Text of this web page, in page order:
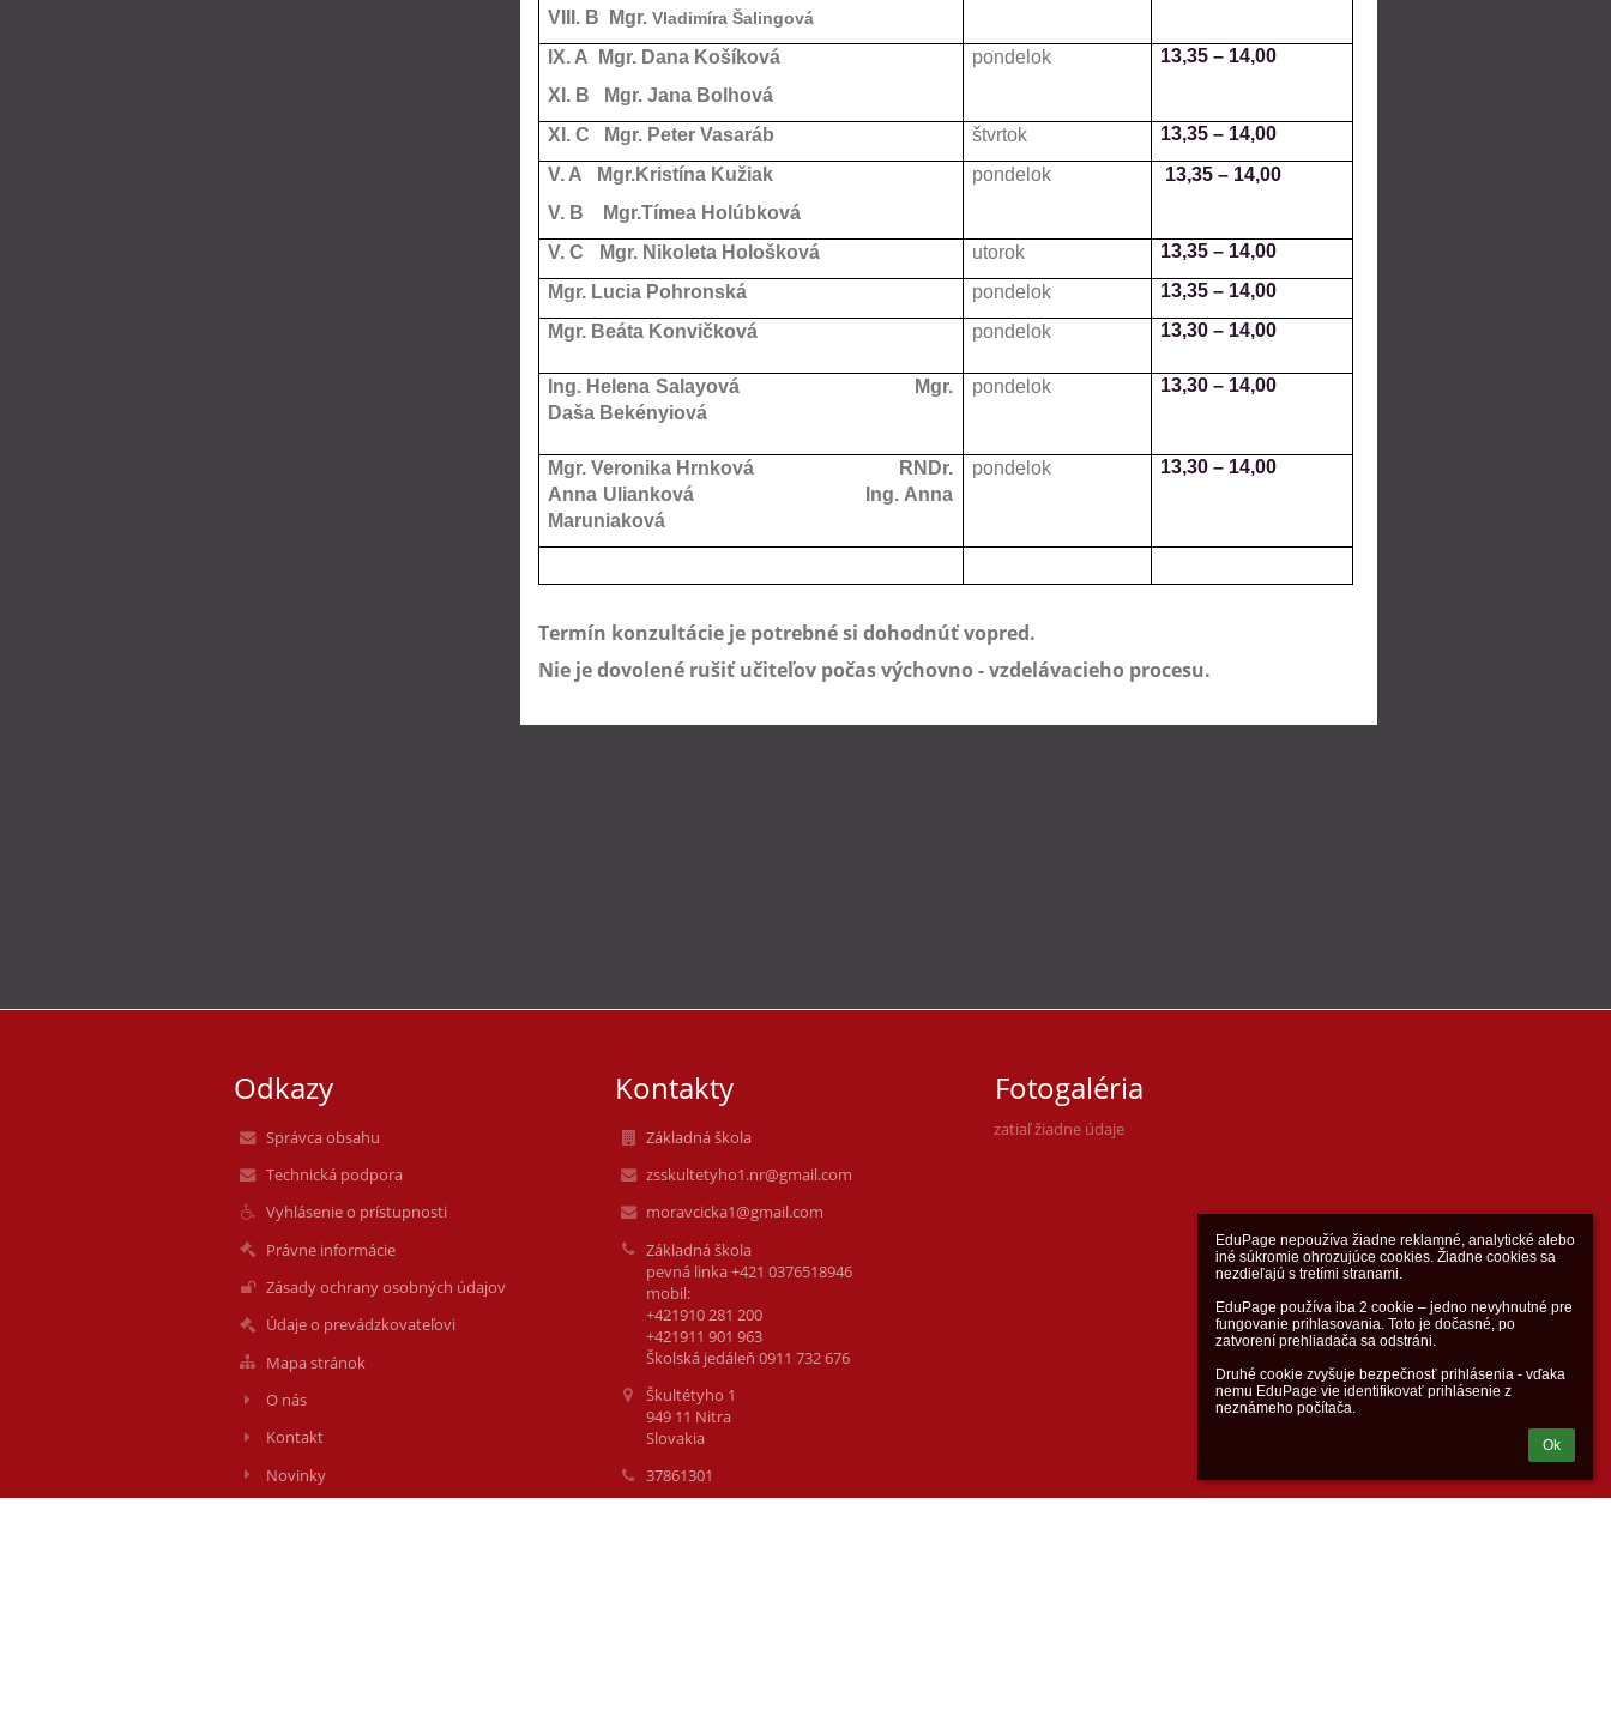
EduPage nepoužíva žiadne reklamné, analytické alebo
iné súkromie ohrozujúce cookies. Žiadne cookies sa
nezdieľajú s tretími stranami.
EduPage používa iba 2 cookie – jedno nevyhnutné pre
fungovanie prihlasovania. Toto je dočasné, po
zatvorení prehliadača sa odstráni.
Druhé cookie zvyšuje bezpečnosť prihlásenia - vďaka
nemu EduPage vie identifikovať prihlásenie z
neznámeho počítača.
Ok
VIII. B Mgr. Vladimíra Šalingová
IX. A Mgr. Dana Košíková
XI. B
Mgr. Jana Bolhová
pondelok 13,35 – 14,00
XI. C Mgr. Peter Vasaráb štvrtok 13,35 – 14,00
V.A Mgr.Kristína Kužiak
V. B Mgr.Tímea Holúbková
pondelok 13,35 – 14,00
V. C Mgr. Nikoleta Hološková utorok 13,35 – 14,00
Mgr. Lucia Pohronská
pondelok 13,35 – 14,00
Mgr. Beáta Konvičková
pondelok 13,30 – 14,00
Ing. Helena Salayová
Mgr.
Daša Bekényiová
pondelok 13,30 – 14,00
Mgr. Veronika Hrnková
RNDr.
Anna UliankováIng. Anna
Maruniaková
pondelok 13,30 – 14,00
Termín konzultácie je potrebné si dohodnúť vopred.
Nie je dovolené rušiť učiteľov počas výchovno - vzdelávacieho procesu.
Odkazy
Správca obsahu
Technická podpora
Vyhlásenie o prístupnosti
Právne informácie
Zásady ochrany osobných údajov
Údaje o prevádzkovateľovi
Mapa stránok
O nás
Kontakt
Novinky
Kontakty
Základná škola
zsskultetyho1.nr@gmail.com
moravcicka1@gmail.com
Základná škola
pevná linka +421 0376518946
mobil:
+421910 281 200
+421911 901 963
Školská jedáleň 0911 732 676
Škultétyho 1
949 11 Nitra
Slovakia
37861301
Fotogaléria
zatiaľ žiadne údaje